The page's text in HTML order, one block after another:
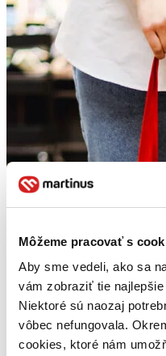
Môžeme pracovať s
Aby sme vedeli, ako sa
vám zobraziť tie
Niektoré sú naozaj
vôbec nefungovala.
cookies, ktoré nám